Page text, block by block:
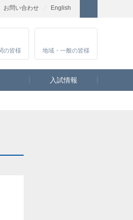
お問い合わせ English
の皆様 地域・一般の皆様
入試情報